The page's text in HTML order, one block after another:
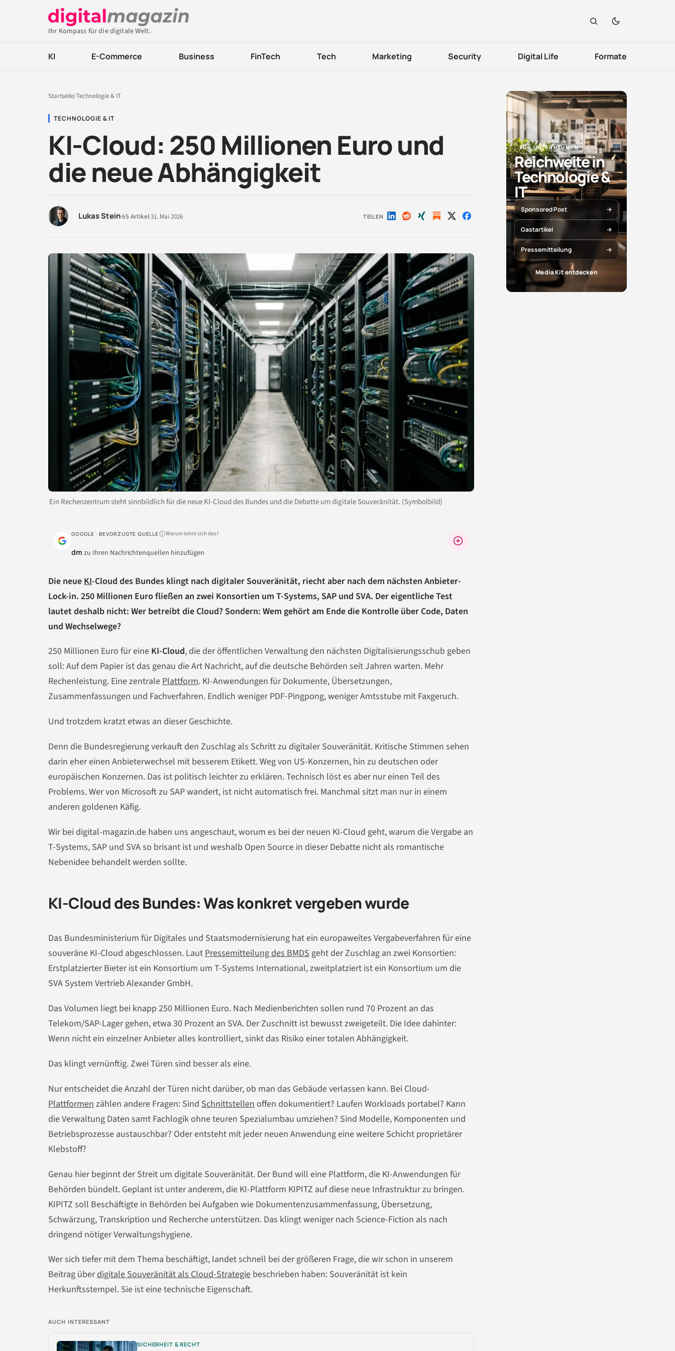
Ihr Kompass für die digitale Welt.
KI E-Commerce Business FinTech Tech Marketing Security Digital Life Formate
Startseite/Technologie & IT
TECHNOLOGIE & IT
KI-Cloud: 250 Millionen Euro und
die neue Abhängigkeit
Lukas Stein·65 Artikel·31. Mai 2026 TEILEN Auf Auf Auf Auf Auf
Ein Rechenzentrum steht sinnbildlich für die neue KI-Cloud des Bundes und die Debatte um digitale Souveränität. (Symbolbild)
GOOGLE · BEVORZUGTE QUELLE Warum lohnt sich das?
dm zu Ihren Nachrichtenquellen hinzufügen
Die neue KI-Cloud des Bundes klingt nach digitaler Souveränität, riecht aber nach dem nächsten Anbieter-
Lock-in. 250 Millionen Euro fließen an zwei Konsortien um T-Systems, SAP und SVA. Der eigentliche Test
lautet deshalb nicht: Wer betreibt die Cloud? Sondern: Wem gehört am Ende die Kontrolle über Code, Daten
und Wechselwege?
250 Millionen Euro für eine KI-Cloud, die der öffentlichen Verwaltung den nächsten Digitalisierungsschub geben
soll: Auf dem Papier ist das genau die Art Nachricht, auf die deutsche Behörden seit Jahren warten. Mehr
Rechenleistung. Eine zentralePlattform. KI-Anwendungen für Dokumente, Übersetzungen,
Zusammenfassungen und Fachverfahren. Endlich weniger PDF-Pingpong, weniger Amtsstube mit Faxgeruch.
Und trotzdem kratzt etwas an dieser Geschichte.
Denn die Bundesregierung verkauft den Zuschlag als Schritt zu digitaler Souveränität. Kritische Stimmen sehen
darin eher einen Anbieterwechsel mit besserem Etikett. Weg von US-Konzernen, hin zu deutschen oder
europäischen Konzernen. Das ist politisch leichter zu erklären. Technisch löst es aber nur einen Teil des
Problems. Wer von Microsoft zu SAP wandert, ist nicht automatisch frei. Manchmal sitzt man nur in einem
anderen goldenen Käfig.
Wir bei digital-magazin.de haben uns angeschaut, worum es bei der neuen KI-Cloud geht, warum die Vergabe an
T-Systems, SAP und SVA so brisant ist und weshalb Open Source in dieser Debatte nicht als romantische
Nebenidee behandelt werden sollte.
KI-Cloud des Bundes: Was konkret vergeben wurde
Das Bundesministerium für Digitales und Staatsmodernisierung hat ein europaweites Vergabeverfahren für eine
souveräne KI-Cloud abgeschlossen. LautPressemitteilung des BMDSgeht der Zuschlag an zwei Konsortien:
Erstplatzierter Bieter ist ein Konsortium um T-Systems International, zweitplatziert ist ein Konsortium um die
SVA System Vertrieb Alexander GmbH.
Das Volumen liegt bei knapp 250 Millionen Euro. Nach Medienberichten sollen rund 70 Prozent an das
Telekom/SAP-Lager gehen, etwa 30 Prozent an SVA. Der Zuschnitt ist bewusst zweigeteilt. Die Idee dahinter:
Wenn nicht ein einzelner Anbieter alles kontrolliert, sinkt das Risiko einer totalen Abhängigkeit.
Das klingt vernünftig. Zwei Türen sind besser als eine.
Nur entscheidet die Anzahl der Türen nicht darüber, ob man das Gebäude verlassen kann. Bei Cloud-
Plattformen zählen andere Fragen: Sind Schnittstellen offen dokumentiert? Laufen Workloads portabel? Kann
die Verwaltung Daten samt Fachlogik ohne teuren Spezialumbau umziehen? Sind Modelle, Komponenten und
Betriebsprozesse austauschbar? Oder entsteht mit jeder neuen Anwendung eine weitere Schicht proprietärer
Klebstoff?
Genau hier beginnt der Streit um digitale Souveränität. Der Bund will eine Plattform, die KI-Anwendungen für
Behörden bündelt. Geplant ist unter anderem, die KI-Plattform KIPITZ auf diese neue Infrastruktur zu bringen.
KIPITZ soll Beschäftigte in Behörden bei Aufgaben wie Dokumentenzusammenfassung, Übersetzung,
Schwärzung, Transkription und Recherche unterstützen. Das klingt weniger nach Science-Fiction als nach
dringend nötiger Verwaltungshygiene.
Wer sich tiefer mit dem Thema beschäftigt, landet schnell bei der größeren Frage, die wir schon in unserem
Beitrag überdigitale Souveränität als Cloud-Strategie beschrieben haben: Souveränität ist kein
Herkunftsstempel. Sie ist eine technische Eigenschaft.
AUCH INTERESSANT
SICHERHEIT & RECHT
FÜR UNTERNEHMEN
Reichweite in
Technologie &
IT
Sponsored Post
Gastartikel
Pressemitteilung
Media Kit entdecken